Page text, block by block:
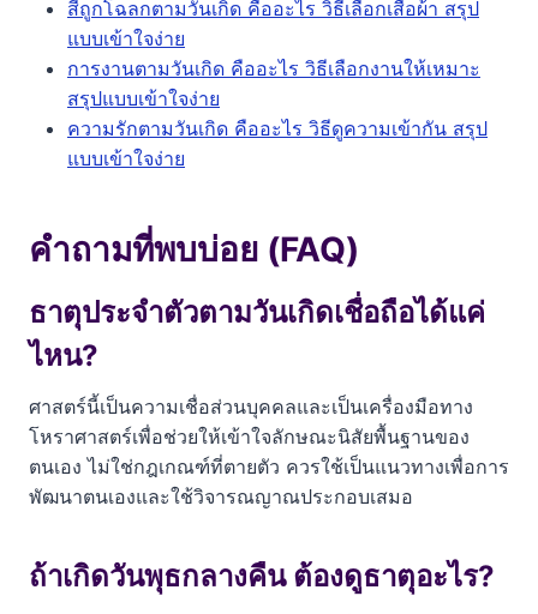
สีถูกโฉลกตามวันเกิด คืออะไร วิธีเลือกเสื้อผ้า สรุป
แบบเข้าใจง่าย
การงานตามวันเกิด คืออะไร วิธีเลือกงานให้เหมาะ
สรุปแบบเข้าใจง่าย
ความรักตามวันเกิด คืออะไร วิธีดูความเข้ากัน สรุป
แบบเข้าใจง่าย
คำถามที่พบบ่อย (FAQ)
ธาตุประจำตัวตามวันเกิดเชื่อถือได้แค่
ไหน?
ศาสตร์นี้เป็นความเชื่อส่วนบุคคลและเป็นเครื่องมือทาง
โหราศาสตร์เพื่อช่วยให้เข้าใจลักษณะนิสัยพื้นฐานของ
ตนเอง ไม่ใช่กฎเกณฑ์ที่ตายตัว ควรใช้เป็นแนวทางเพื่อการ
พัฒนาตนเองและใช้วิจารณญาณประกอบเสมอ
ถ้าเกิดวันพุธกลางคืน ต้องดูธาตุอะไร?